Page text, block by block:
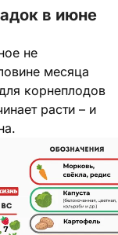
в июне
не
месяца
корнеплодов
расти – и